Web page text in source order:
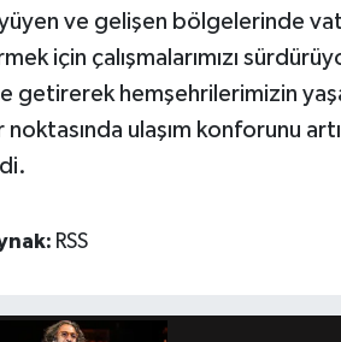
ve gelişen bölgelerinde
için çalışmalarımızı
getirerek hemşehrilerimizin
noktasında ulaşım konforunu
RSS